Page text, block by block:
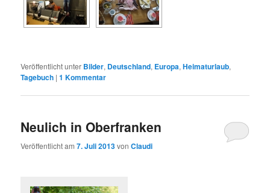
Veröffentlicht unter Bilder, Deutschland, Europa,Heimaturlaub,
Tagebuch |1 Kommentar
Neulich in Oberfranken
Veröffentlicht am7. Juli 2013vonClaudi